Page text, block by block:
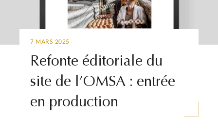
7 MARS 2025
Refonte éditoriale du
site de l’OMSA : entrée
en production